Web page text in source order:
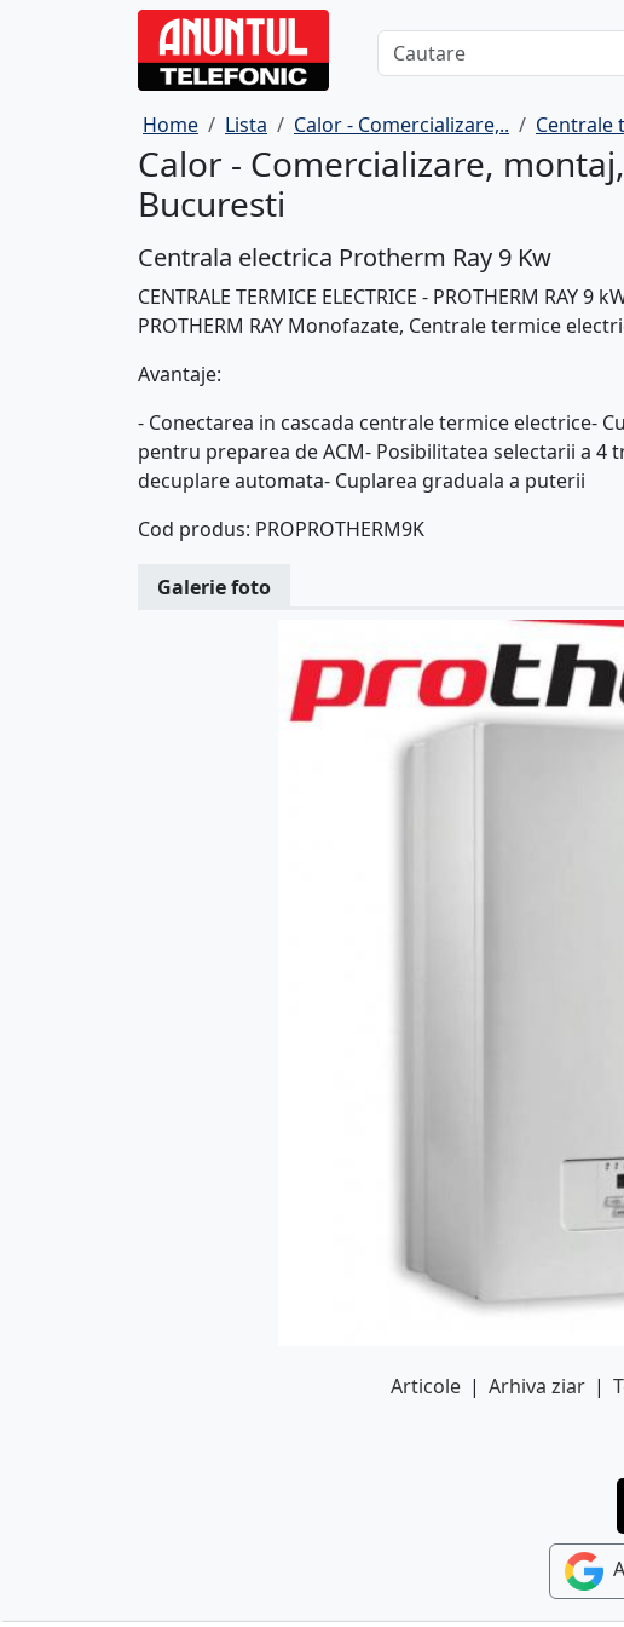
Home Lista Calor - Comercializare,.. Centrale
Calor - Comercializare,
Bucuresti
Centrala electrica Protherm Ray 9 Kw
CENTRALE TERMICE ELECTRICE - PROTHERM RAY 9
PROTHERM RAY Monofazate, Centrale termice
Avantaje:
- Conectarea in cascada centrale termice electrice-
pentru preparea de ACM- Posibilitatea selectarii a
decuplare automata- Cuplarea graduala a puterii
Cod produs: PROPROTHERM9K
Galerie foto
Articole | Arhiva ziar |